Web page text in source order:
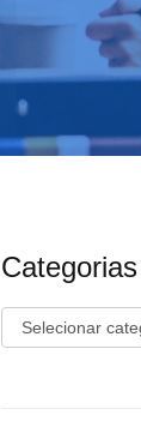
Categorias
Categorias